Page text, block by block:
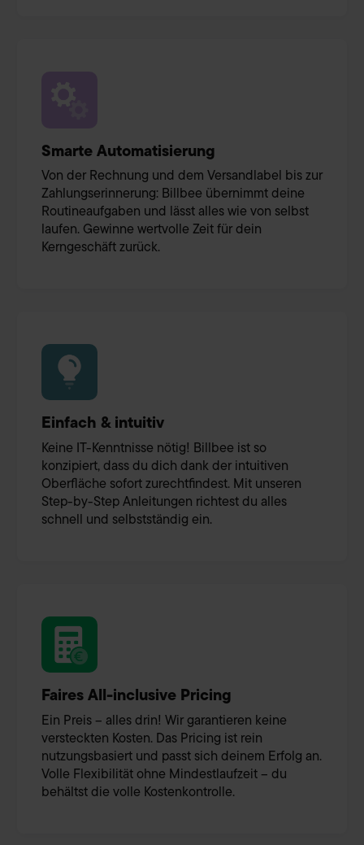
Smarte Automatisierung
Von der Rechnung und dem Versandlabel bis zur
Zahlungserinnerung: Billbee übernimmt deine
Routineaufgaben und lässt alles wie von selbst
laufen. Gewinne wertvolle Zeit für dein
Kerngeschäft zurück.
Einfach & intuitiv
Keine IT-Kenntnisse nötig! Billbee ist so
konzipiert, dass du dich dank der intuitiven
Oberfläche sofort zurechtfindest. Mit unseren
Step-by-Step Anleitungen richtest du alles
schnell und selbstständig ein.
Faires All-inclusive Pricing
Ein Preis – alles drin! Wir garantieren keine
versteckten Kosten. Das Pricing ist rein
nutzungsbasiert und passt sich deinem Erfolg an.
Volle Flexibilität ohne Mindestlaufzeit – du
behältst die volle Kostenkontrolle.